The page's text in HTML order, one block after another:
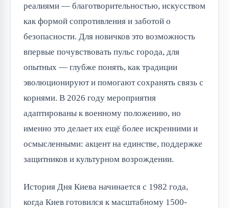
реалиями — благотворительностью, искусством
как формой сопротивления и заботой о
безопасности. Для новичков это возможность
впервые почувствовать пульс города, для
опытных — глубже понять, как традиции
эволюционируют и помогают сохранять связь с
корнями. В 2026 году мероприятия
адаптированы к военному положению, но
именно это делает их ещё более искренними и
осмысленными: акцент на единстве, поддержке
защитников и культурном возрождении.
История Дня Киева начинается с 1982 года,
когда Киев готовился к масштабному 1500-